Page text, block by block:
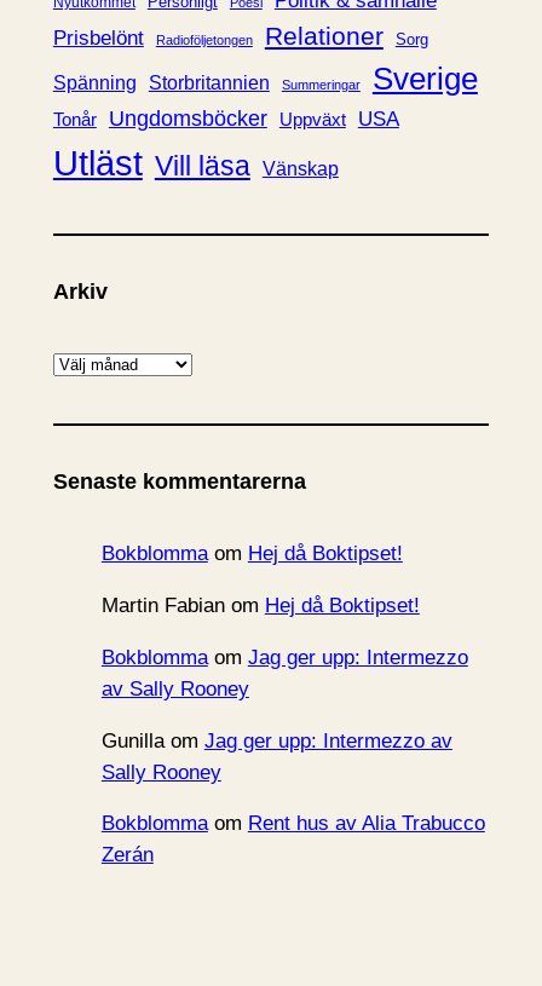
Prisbelönt
Radioföljetongen Relationer Sorg
Spänning Storbritannien Summeringar Sverige
Tonår Ungdomsböcker Uppväxt USA
Utläst Vill läsa Vänskap
Arkiv
A
k
v
Senaste kommentarerna
Bokblommaom Hej då Boktipset!
Martin Fabianom Hej då Boktipset!
Bokblommaom Jag ger upp: Intermezzo
av Sally Rooney
Gunillaom Jag ger upp: Intermezzo av
Sally Rooney
Bokblommaom Rent hus av Alia Trabucco
Zerán